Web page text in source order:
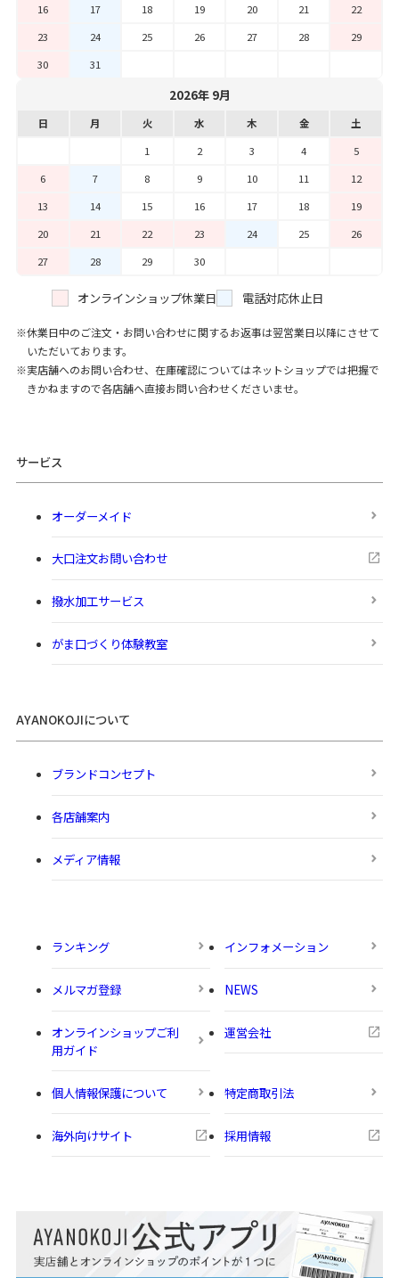
16
17 18 19 20 21
22
23
24 25 26 27 28
29
30
31
2026年 9月
日 月 火 水 木 金
土
1
2 3 4
5
6
7 8 9 10 11
12
13
14 15 16 17 18
19
20
21 22 23 24 25
26
27
28 29 30
オンラインショップ休業日 電話対応休止日
休業日中のご注文・お問い合わせに関するお返事は翌営業日以降にさせて
いただいております。
実店舗へのお問い合わせ、在庫確認についてはネットショップでは把握で
きかねますので各店舗へ直接お問い合わせくださいませ。
サービス
オーダーメイド
大口注文お問い合わせ
撥水加工サービス
がま口づくり体験教室
AYANOKOJIについて
ブランドコンセプト
各店舗案内
メディア情報
ランキング インフォメーション
メルマガ登録 NEWS
オンラインショップご利
用ガイド
運営会社
個人情報保護について 特定商取引法
海外向けサイト 採用情報